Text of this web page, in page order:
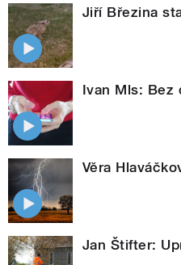
Jiří Březina
Ivan Mls: Bez
Věra
Jan Štifter: